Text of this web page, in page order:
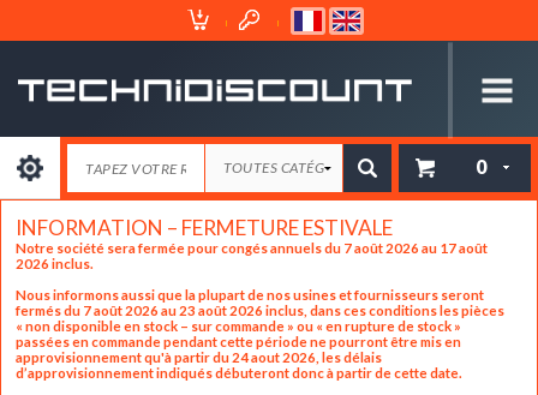
Mon
Espace
0
INFORMATION – FERMETURE ESTIVALE
Notre société sera fermée pour congés annuels du 7 août 2026 au 17 août
2026 inclus.
Nous informons aussi que la plupart de nos usines et fournisseurs seront
fermés du 7 août 2026 au 23 août 2026 inclus, dans ces conditions les pièces
« non disponible en stock – sur commande » ou « en rupture de stock »
passées en commande pendant cette période ne pourront être mis en
approvisionnement qu'à partir du 24 aout 2026, les délais
d’approvisionnement indiqués débuteront donc à partir de cette date.